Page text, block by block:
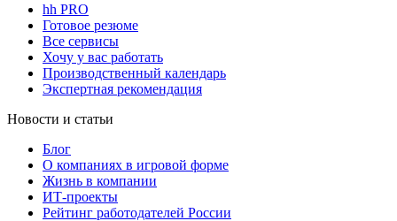
hh PRO
Готовое резюме
Все сервисы
Хочу у вас работать
Производственный календарь
Экспертная рекомендация
Новости и статьи
Блог
О компаниях в игровой форме
Жизнь в компании
ИТ-проекты
Рейтинг работодателей России